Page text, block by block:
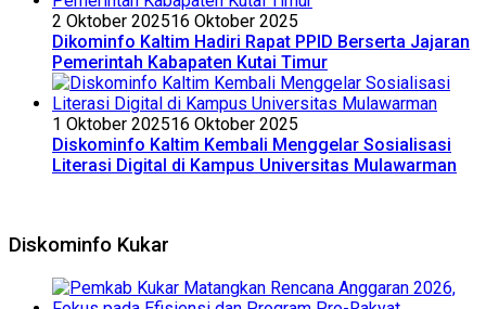
2 Oktober 202516 Oktober 2025
Dikominfo Kaltim Hadiri Rapat PPID Berserta Jajaran
Pemerintah Kabapaten Kutai Timur
1 Oktober 202516 Oktober 2025
Diskominfo Kaltim Kembali Menggelar Sosialisasi
Literasi Digital di Kampus Universitas Mulawarman
Diskominfo Kukar